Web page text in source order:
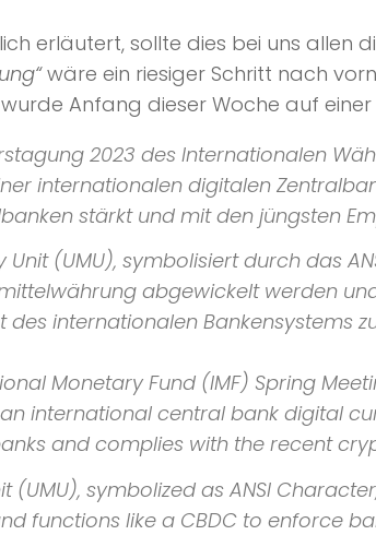
erläutert, sollte dies bei uns allen
wäre ein riesiger Schritt nach
Anfang dieser Woche auf
2023 des Internationalen
internationalen digitalen
stärkt und mit den jüngsten
Unit (UMU), symbolisiert durch das
abgewickelt werden
internationalen Bankensystems
Monetary Fund (IMF) Spring
international central bank digital
and complies with the recent
(UMU), symbolized as ANSI
functions like a CBDC to enforce